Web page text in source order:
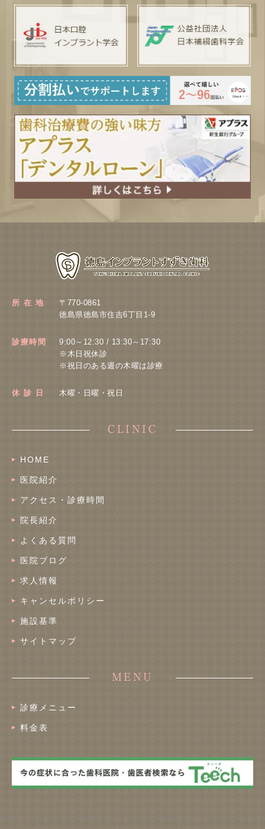
所 在 地
〒770-0861
徳島県徳島市住吉6丁目1-9
診療時間
9:00～12:30 / 13:30～17:30
※木日祝休診
※祝日のある週の木曜は診療
休 診 日 木曜・日曜・祝日
CLINIC
HOME
医院紹介
アクセス・診療時間
院長紹介
よくある質問
医院ブログ
求人情報
キャンセルポリシー
施設基準
サイトマップ
MENU
診療メニュー
料金表